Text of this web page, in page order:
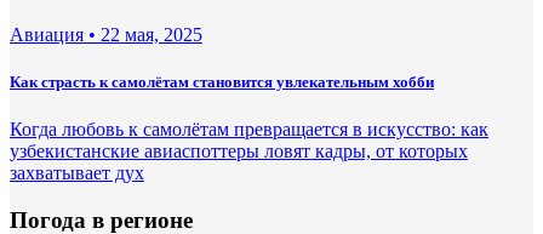
Авиация • 22 мая, 2025
Как страсть к самолётам становится увлекательным хобби
Когда любовь к самолётам превращается в искусство: как
узбекистанские авиаспоттеры ловят кадры, от которых
захватывает дух
Погода в регионе